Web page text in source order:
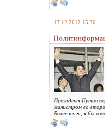
17.12.2012 15:36
Президент Путин
министром во
Более того, я бы